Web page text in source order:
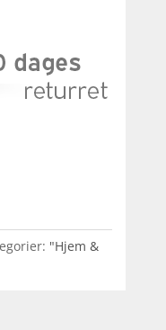
"Hjem &